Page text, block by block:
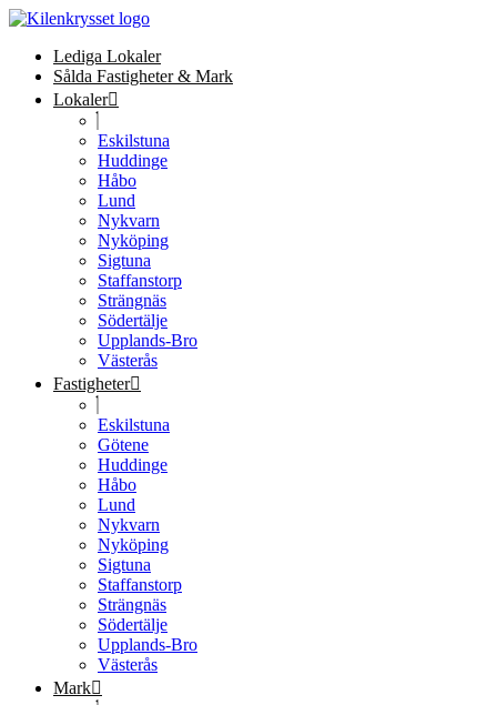
Lediga Lokaler
Sålda Fastigheter & Mark
Lokaler
Eskilstuna
Huddinge
Håbo
Lund
Nykvarn
Nyköping
Sigtuna
Staffanstorp
Strängnäs
Södertälje
Upplands-Bro
Västerås
Fastigheter
Eskilstuna
Götene
Huddinge
Håbo
Lund
Nykvarn
Nyköping
Sigtuna
Staffanstorp
Strängnäs
Södertälje
Upplands-Bro
Västerås
Mark